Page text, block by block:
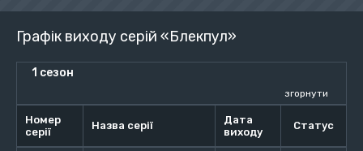
Графік виходу серій «Блекпул»
1 сезон
згорнути
Номер
серії
Назва серії
Дата
виходу
Статус